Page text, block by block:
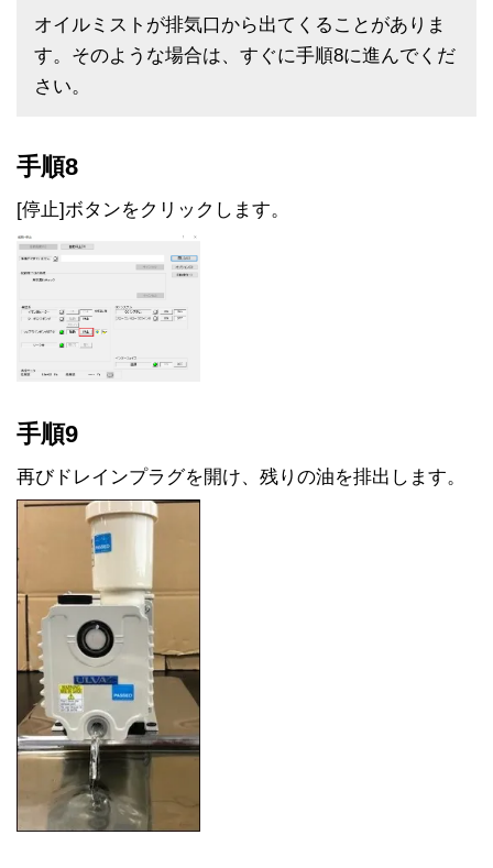
オイルミストが排気口から出てくることがありま
す。そのような場合は、すぐに手順8に進んでくだ
さい。
手順8
[停止]ボタンをクリックします。
手順9
再びドレインプラグを開け、残りの油を排出します。